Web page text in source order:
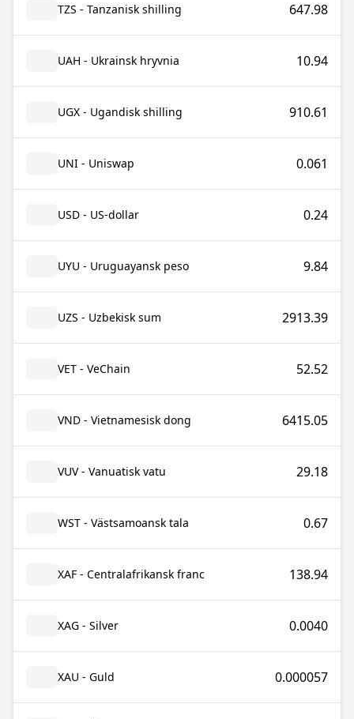
TZS - Tanzanisk shilling 647.98
UAH - Ukrainsk hryvnia 10.94
UGX - Ugandisk shilling 910.61
UNI - Uniswap 0.061
USD - US-dollar 0.24
UYU - Uruguayansk peso 9.84
UZS - Uzbekisk sum 2913.39
VET - VeChain 52.52
VND - Vietnamesisk dong 6415.05
VUV - Vanuatisk vatu 29.18
WST - Västsamoansk tala 0.67
XAF - Centralafrikansk franc 138.94
XAG - Silver 0.0040
XAU - Guld 0.000057